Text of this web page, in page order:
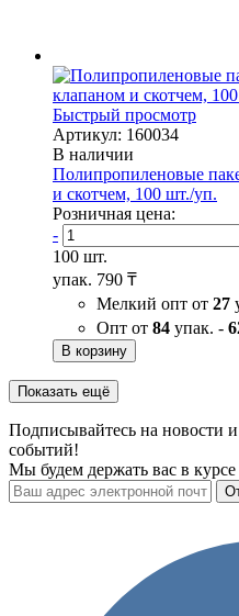
Быстрый просмотр
Артикул: 160034
В наличии
Полипропиленовые
и скотчем, 100 шт./уп.
Розничная цена:
-
100 шт.
упак. 790 ₸
Мелкий опт от 27
Опт от 84 упак. -
В корзину
Показать ещё
Подписывайтесь на новости и
событий!
Мы будем держать вас в